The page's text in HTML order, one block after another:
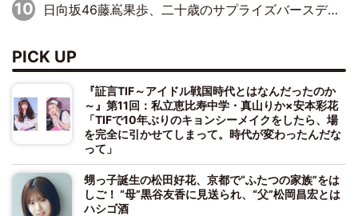
日向坂46藤嶌果歩、二十歳のサプライズバースデーに大喜び「頼られる先輩になれるように努力していきたい」
PICK UP
『証言TIF～アイドル戦国時代とはなんだったのか
～』第11回：私立恵比寿中学・真山りか×安本彩花
「TIFで10年ぶりのキョンシーメイクをしたら、場
を完全に引かせてしまって。時代が変わったんだな
って」
甥っ子誕生の松田好花、京都で“ふたつの家族”をは
しご！ “母”黒谷友香に見送られ、“父”松岡昌宏とは
ハシゴ酒